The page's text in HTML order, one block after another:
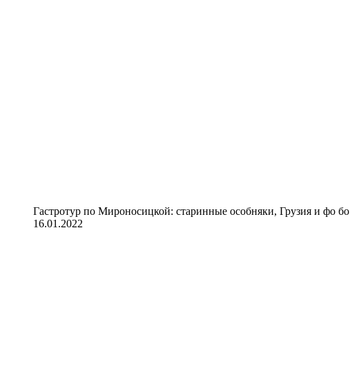
Гастротур по Мироносицкой: старинные особняки, Грузия и фо бо
16.01.2022